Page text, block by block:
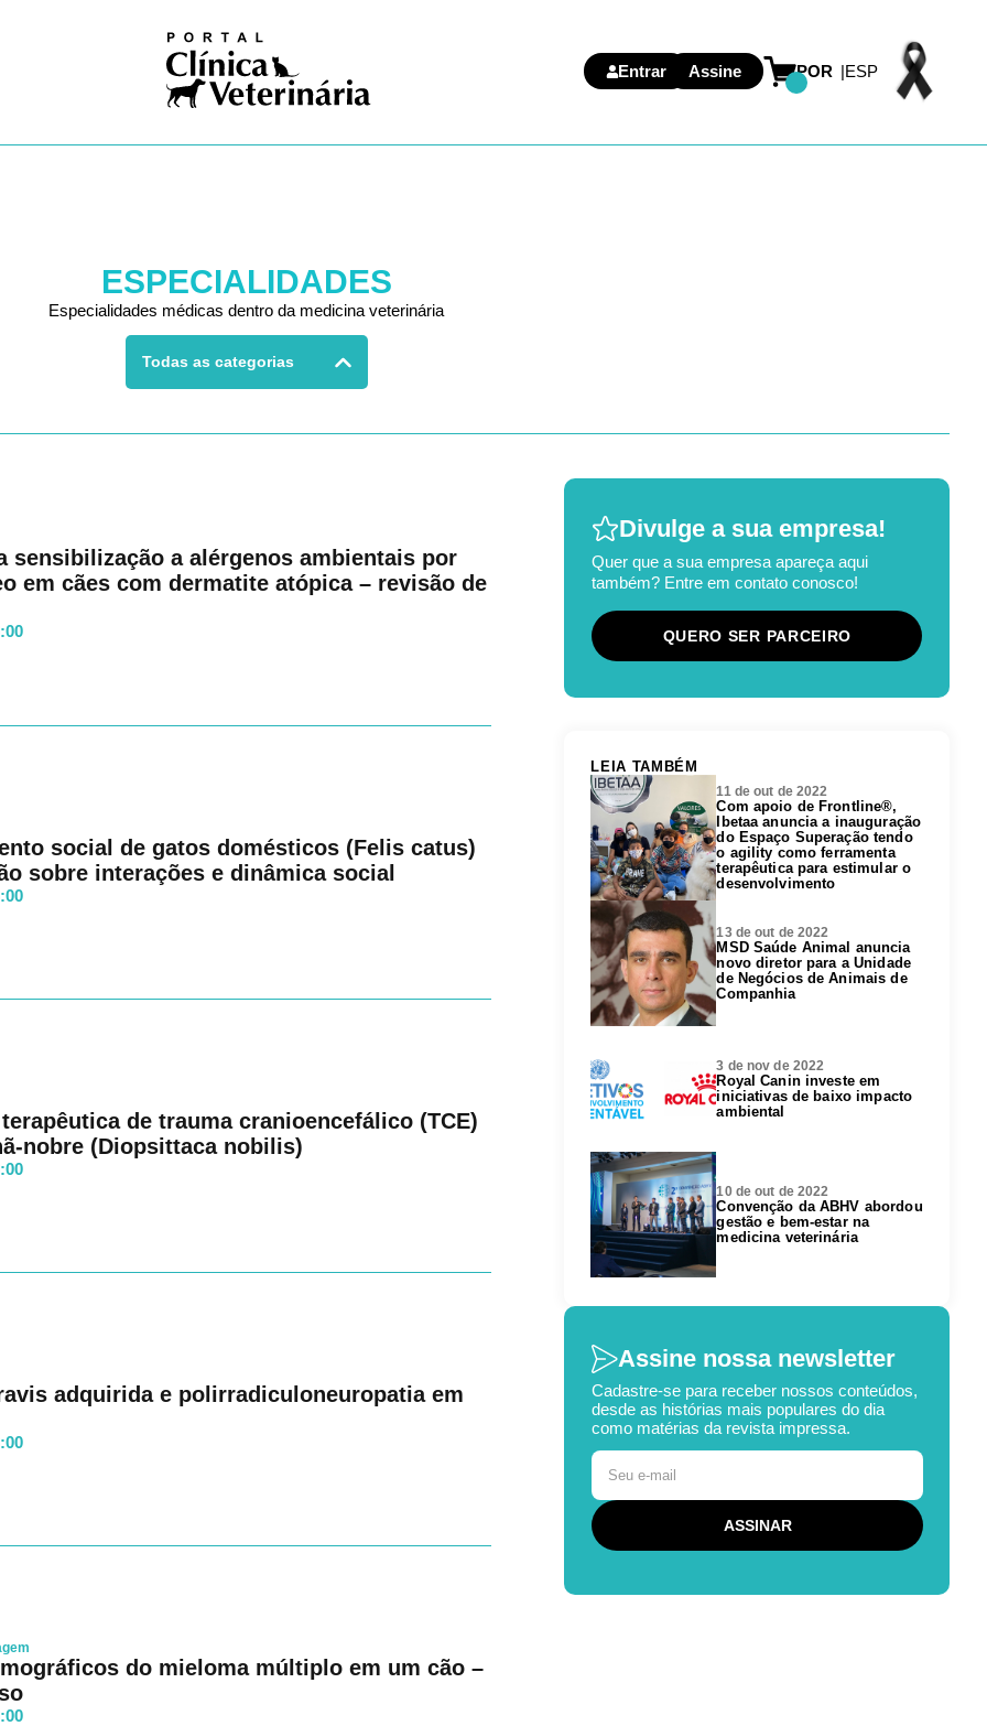
Entrar Assine POR ESP
ESPECIALIDADES
Especialidades médicas dentro da medicina veterinária
Todas as categorias
sensibilização a alérgenos ambientais por
em cães com dermatite atópica – revisão de
social de gatos domésticos (Felis catus)
sobre interações e dinâmica social
de trauma cranioencefálico (TCE)
nobre (Diopsittaca nobilis)
adquirida e polirradiculoneuropatia em
do mieloma múltiplo em um cão –
Divulge a sua empresa!
Quer que a sua empresa apareça aqui
também? Entre em contato conosco!
QUERO SER PARCEIRO
LEIA TAMBÉM
11 de out de 2022
Com apoio de Frontline®,
Ibetaa anuncia a inauguração
do Espaço Superação tendo
o agility como ferramenta
terapêutica para estimular o
desenvolvimento
13 de out de 2022
MSD Saúde Animal anuncia
novo diretor para a Unidade
de Negócios de Animais de
Companhia
3 de nov de 2022
Royal Canin investe em
iniciativas de baixo impacto
ambiental
10 de out de 2022
Convenção da ABHV abordou
gestão e bem-estar na
medicina veterinária
Assine nossa newsletter
Cadastre-se para receber nossos conteúdos,
desde as histórias mais populares do dia
como matérias da revista impressa.